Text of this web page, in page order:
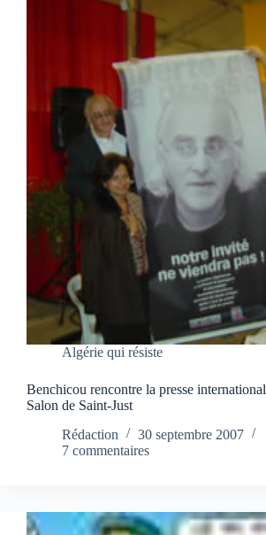
Algérie qui résiste
Benchicou rencontre la presse
Salon de Saint-Just
Rédaction
30 septembre 2007
7 commentaires